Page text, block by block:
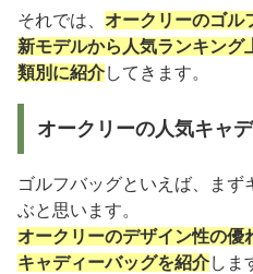
それでは、 オークリーのゴル
新モデルから人気ランキン
類別に紹介してきます。
オークリーの人気キャ
ゴルフバッグといえば、ま
ぶと思います。
オークリーのデザイン性の
キャディーバッグを紹介しま